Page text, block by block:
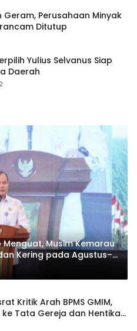
Geram, Perusahaan Minyak
Ditutup
Yulius Selvanus Siap
Daerah
2
Menguat, Musim Kemarau
Kering pada Agustus–
Kritik Arah BPMS GMIM,
ke Tata Gereja dan Hentikan